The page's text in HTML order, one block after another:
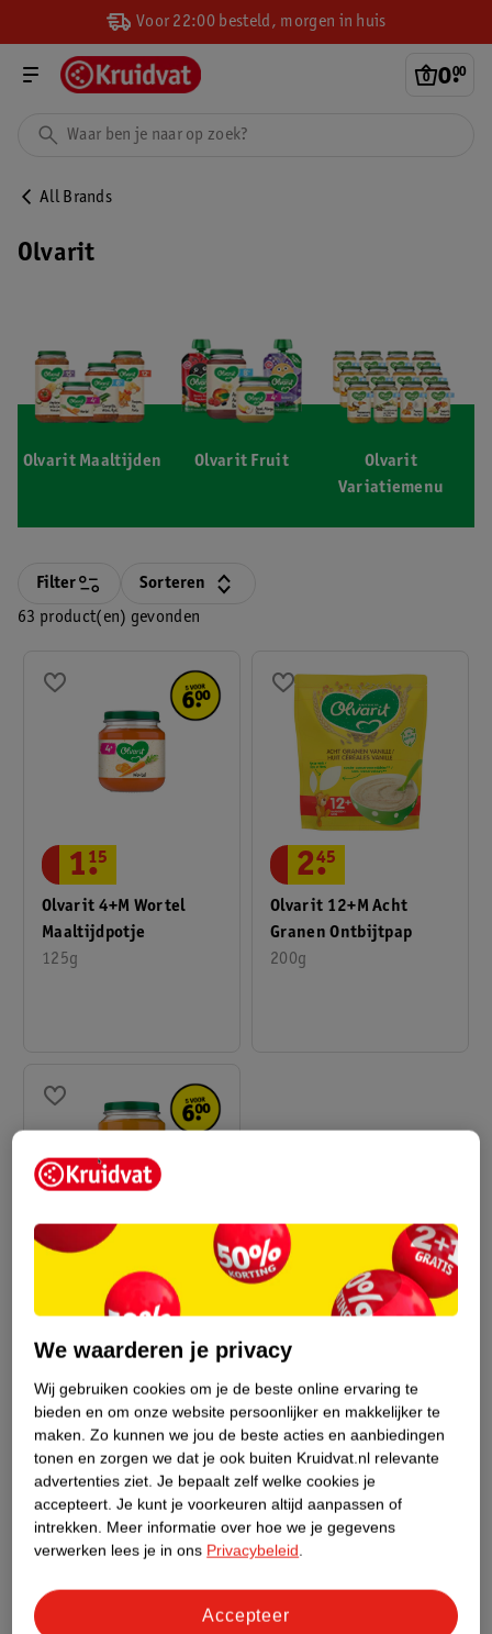
Voor 22:00 besteld, morgen in huis
0.
00
All Brands
Olvarit
Olvarit Maaltijden Olvarit Fruit
Olvarit
Variatiemenu
63 product(en) gevonden
Filter Sorteren
Olvarit 4+M Wortel
Maaltijdpotje
125g
1.
15
Olvarit 12+M Acht
Granen Ontbijtpap
200g
2.
45
Olvarit 6+M Pompoen
Kip Aardappel
1 2 3 4
We waarderen je privacy
Wij gebruiken cookies om je de beste online ervaring te
bieden en om onze website persoonlijker en makkelijker te
maken. Zo kunnen we jou de beste acties en aanbiedingen
tonen en zorgen we dat je ook buiten Kruidvat.nl relevante
advertenties ziet. Je bepaalt zelf welke cookies je
accepteert. Je kunt je voorkeuren altijd aanpassen of
intrekken. Meer informatie over hoe we je gegevens
verwerken lees je in ons Privacybeleid.
Accepteer